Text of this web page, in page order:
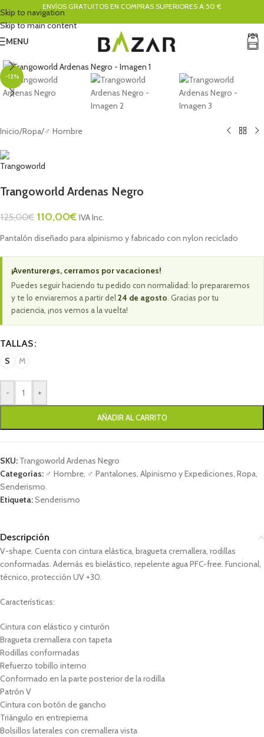
Skip to navigation
Skip to main content
ENVÍOS GRATUITOS EN COMPRAS SUPERIORES A 50 €
MENU
-12%
Inicio/Ropa/♂ Hombre
Trangoworld Ardenas Negro
125,00€ 110,00€ IVA Inc.
Pantalón diseñado para alpinismo y fabricado con nylon reciclado
¡Aventurer@s, cerramos por vacaciones!
Puedes seguir haciendo tu pedido con normalidad: lo prepararemos
y te lo enviaremos a partir del24 de agosto . Gracias por tu
paciencia, ¡nos vemos a la vuelta!
TALLAS
S M
- +
AÑADIR AL CARRITO
SKU: Trangoworld Ardenas Negro
Categorías: ♂ Hombre ♂ Pantalones Alpinismo y Expediciones Ropa
Senderismo
Etiqueta:Senderismo
Descripción
V-shape. Cuenta con cintura elástica, bragueta cremallera, rodillas
conformadas. Además es bielástico, repelente agua PFC-free. Funcional,
técnico, protección UV +30.
Características:
Cintura con elástico y cinturón
Bragueta cremallera con tapeta
Rodillas conformadas
Refuerzo tobillo interno
Conformado en la parte posterior de la rodilla
Patrón V
Cintura con botón de gancho
Triángulo en entrepierna
Bolsillos laterales con cremallera vista